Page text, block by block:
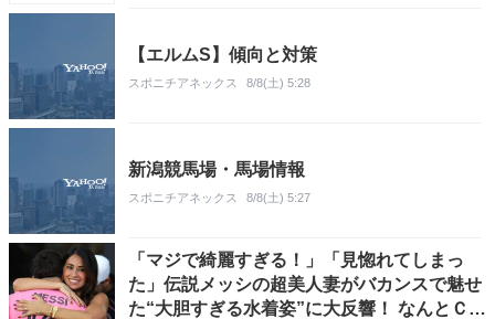
【エルムS】傾向と対策
スポニチアネックス 8/8(土) 5:28
新潟競馬場・馬場情報
スポニチアネックス 8/8(土) 5:27
「マジで綺麗すぎる！」「見惚れてしまっ
た」伝説メッシの超美人妻がバカンスで魅せ
た“大胆すぎる水着姿”に大反響！ なんとＣ・